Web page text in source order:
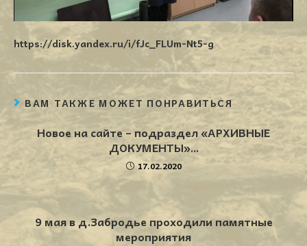
https://disk.yandex.ru/i/fJc_FLUm-Nt5-g
ВАМ ТАКЖЕ МОЖЕТ ПОНРАВИТЬСЯ
Новое на сайте – подраздел «АРХИВНЫЕ
ДОКУМЕНТЫ»…
17.02.2020
9 мая в д.Забродье проходили памятные
мероприятия